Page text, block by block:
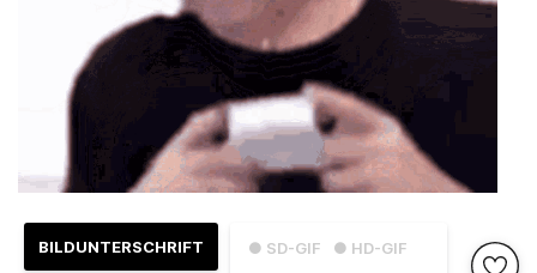
● SD-GIF
● HD-GIF
BILDUNTERSCHRIFT